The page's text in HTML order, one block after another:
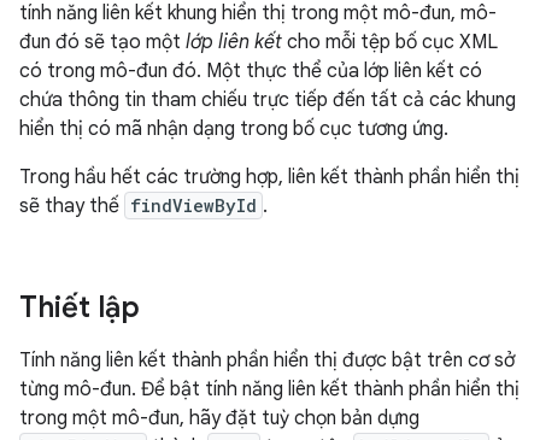
tính năng liên kết khung hiển thị trong một mô-đun, mô-
đun đó sẽ tạo một lớp liên kết cho mỗi tệp bố cục XML
có trong mô-đun đó. Một thực thể của lớp liên kết có
chứa thông tin tham chiếu trực tiếp đến tất cả các khung
hiển thị có mã nhận dạng trong bố cục tương ứng.
Trong hầu hết các trường hợp, liên kết thành phần hiển thị
sẽ thay thế findViewById .
Thiết lập
Tính năng liên kết thành phần hiển thị được bật trên cơ sở
từng mô-đun. Để bật tính năng liên kết thành phần hiển thị
trong một mô-đun, hãy đặt tuỳ chọn bản dựng